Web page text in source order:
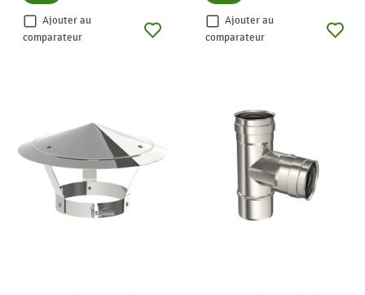
Ajouter au
comparateur
Ajouter au
comparateur